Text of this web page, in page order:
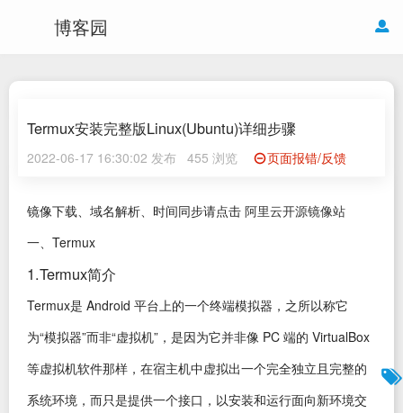
博客园
Termux安装完整版Linux(Ubuntu)详细步骤
2022-06-17 16:30:02 发布 455 浏览 页面报错/反馈
镜像下载、域名解析、时间同步请点击 阿里云开源镜像站
一、Termux
1.Termux简介
Termux是 Android 平台上的一个终端模拟器，之所以称它
为“模拟器”而非“虚拟机”，是因为它并非像 PC 端的 VirtualBox
等虚拟机软件那样，在宿主机中虚拟出一个完全独立且完整的
系统环境，而只是提供一个接口，以安装和运行面向新环境交